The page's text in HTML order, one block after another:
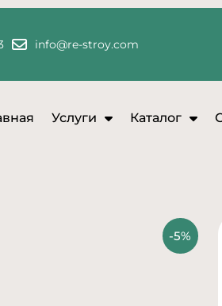
info@re-stroy.com
Услуги Каталог